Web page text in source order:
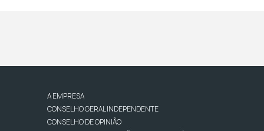
A EMPRESA
CONSELHO GERAL INDEPENDENTE
CONSELHO DE OPINIÃO